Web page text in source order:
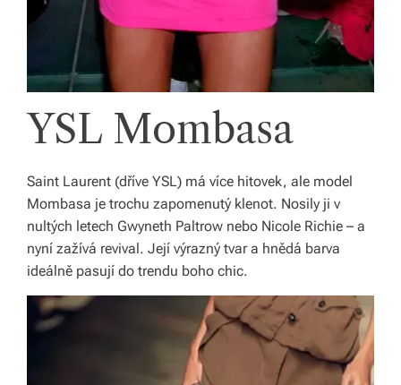
YSL Mombasa
Saint Laurent (dříve YSL) má více hitovek, ale model
Mombasa je trochu zapomenutý klenot. Nosily ji v
nultých letech Gwyneth Paltrow nebo Nicole Richie – a
nyní zažívá revival. Její výrazný tvar a hnědá barva
ideálně pasují do trendu boho chic.